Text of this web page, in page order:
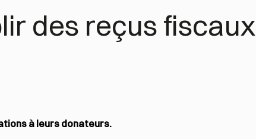
des reçus fiscaux
à leurs donateurs.